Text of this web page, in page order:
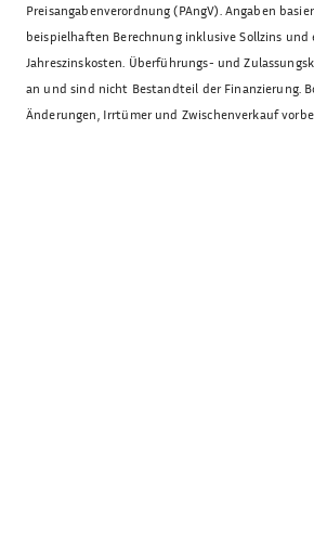
Preisangabenverordnung (PAngV). Angaben
beispielhaften Berechnung inklusive Sollzins
Jahreszinskosten. Überführungs- und
an und sind nicht Bestandteil der Finanzierung.
Änderungen, Irrtümer und Zwischenverkauf